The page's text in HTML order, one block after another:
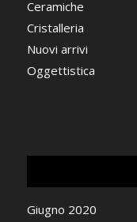
Ceramiche
Cristalleria
Nuovi arrivi
Oggettistica
Giugno 2020